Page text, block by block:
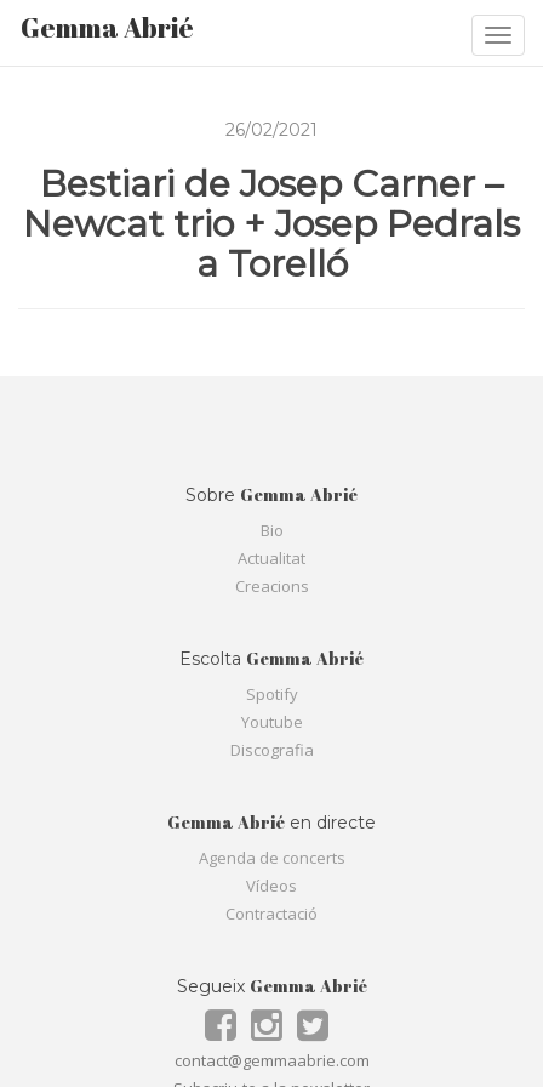
Gemma Abrié
26/02/2021
Bestiari de Josep Carner –
Newcat trio + Josep Pedrals
a Torelló
Sobre Gemma Abrié
Bio
Actualitat
Creacions
Escolta Gemma Abrié
Spotify
Youtube
Discografia
Gemma Abrié en directe
Agenda de concerts
Vídeos
Contractació
Segueix Gemma Abrié
contact@gemmaabrie.com